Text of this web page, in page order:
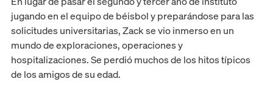
jugando en el equipo de béisbol y preparándose para las
solicitudes universitarias, Zack se vio inmerso en un
mundo de exploraciones, operaciones y
hospitalizaciones. Se perdió muchos de los hitos típicos
de los amigos de su edad.